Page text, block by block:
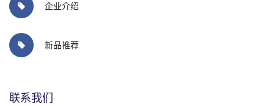
企业介绍
新品推荐
联系我们